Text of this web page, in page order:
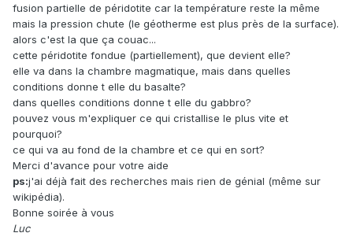
fusion partielle de péridotite car la température reste la même
mais la pression chute (le géotherme est plus près de la surface).
alors c'est la que ça couac...
cette péridotite fondue (partiellement), que devient elle?
elle va dans la chambre magmatique, mais dans quelles
conditions donne t elle du basalte?
dans quelles conditions donne t elle du gabbro?
pouvez vous m'expliquer ce qui cristallise le plus vite et
pourquoi?
ce qui va au fond de la chambre et ce qui en sort?
Merci d'avance pour votre aide
ps:j'ai déjà fait des recherches mais rien de génial (même sur
wikipédia).
Bonne soirée à vous
Luc